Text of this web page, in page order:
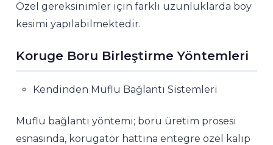
Özel gereksinimler için farklı uzunluklarda boy
kesimi yapılabilmektedir.
Koruge Boru Birleştirme Yöntemleri
Kendinden Muflu Bağlantı Sistemleri
Muflu bağlantı yöntemi; boru üretim prosesi
esnasında, korugatör hattına entegre özel kalıp